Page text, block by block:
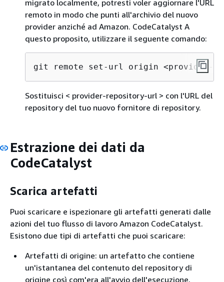
migrato localmente, potresti voler aggiornare l'URL
remoto in modo che punti all'archivio del nuovo
provider anziché ad Amazon. CodeCatalyst A
questo proposito, utilizzare il seguente comando:
git remote set-url origin <provider-
Sostituisci < provider-repository-url > con l'URL del
repository del tuo nuovo fornitore di repository.
Estrazione dei dati da
CodeCatalyst
Scarica artefatti
Puoi scaricare e ispezionare gli artefatti generati dalle
azioni del tuo flusso di lavoro Amazon CodeCatalyst.
Esistono due tipi di artefatti che puoi scaricare:
Artefatti di origine: un artefatto che contiene
un'istantanea del contenuto del repository di
origine così com'era all'avvio dell'esecuzione.